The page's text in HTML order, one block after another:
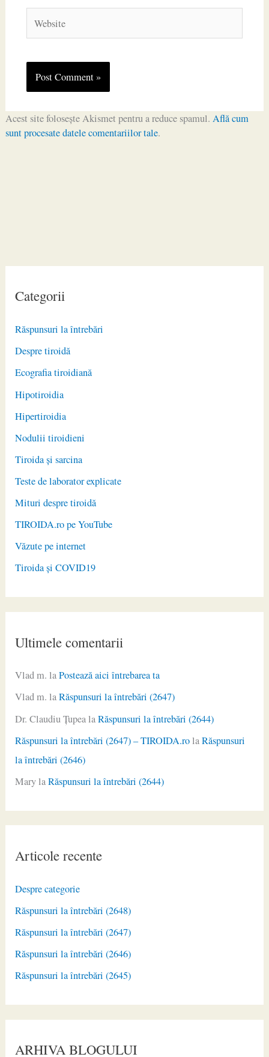
Categorii
Răspunsuri la întrebări
Despre tiroidă
Ecografia tiroidiană
Hipotiroidia
Hipertiroidia
Nodulii tiroidieni
Tiroida și sarcina
Teste de laborator explicate
Mituri despre tiroidă
TIROIDA.ro pe YouTube
Văzute pe internet
Tiroida și COVID19
Ultimele comentarii
Vlad m. laPostează aici întrebarea ta
Vlad m. laRăspunsuri la întrebări (2647)
Dr. Claudiu ŢupealaRăspunsuri la întrebări (2644)
Răspunsuri la întrebări (2647) – TIROIDA.rolaRăspunsuri
la întrebări (2646)
MarylaRăspunsuri la întrebări (2644)
Articole recente
Despre categorie
Răspunsuri la întrebări (2648)
Răspunsuri la întrebări (2647)
Răspunsuri la întrebări (2646)
Răspunsuri la întrebări (2645)
ARHIVA BLOGULUI
Acest site folosește Akismet pentru a reduce spamul. Află cum
sunt procesate datele comentariilor tale.